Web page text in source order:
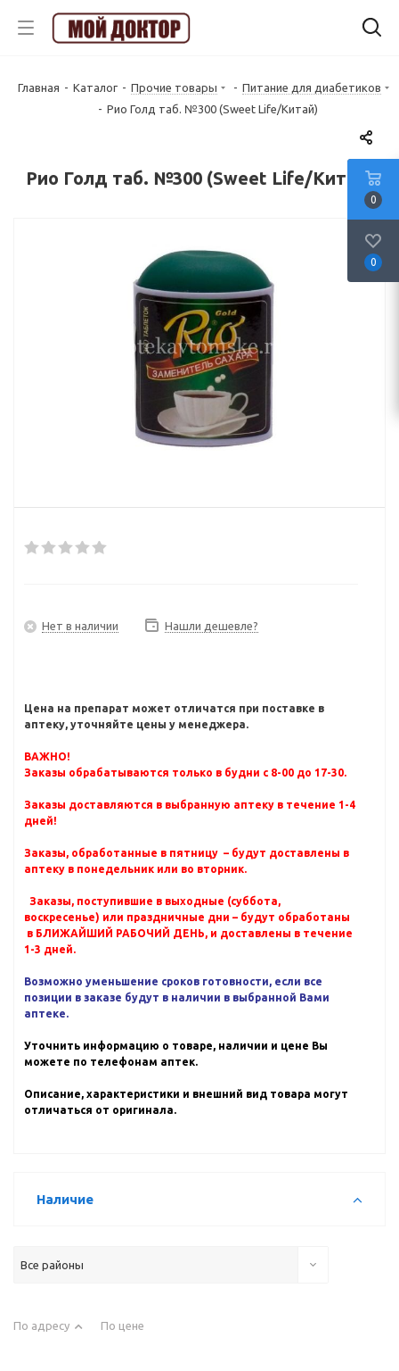
Главная - Каталог - Прочие товары - Питание для диабетиков
- Рио Голд таб. №300 (Sweet Life/Китай)
Рио Голд таб. №300 (Sweet Life/Китай)
Нет в наличии Нашли дешевле?
Цена на препарат может отличатся при поставке в
аптеку, уточняйте цены у менеджера.
ВАЖНО!
Заказы обрабатываются только в будни с 8-00 до 17-30.
Заказы доставляются в выбранную аптеку в течение 1-4
дней!
Заказы, обработанные в пятницу – будут доставлены в
аптеку в понедельник или во вторник.
Заказы, поступившие в выходные (суббота,
воскресенье) или праздничные дни – будут обработаны
в БЛИЖАЙШИЙ РАБОЧИЙ ДЕНЬ, и доставлены в течение
1-3 дней.
Возможно уменьшение сроков готовности, если все
позиции в заказе будут в наличии в выбранной Вами
аптеке.
Уточнить информацию о товаре, наличии и цене Вы
можете по телефонам аптек.
Описание, характеристики и внешний вид товара могут
отличаться от оригинала.
Наличие
Все районы
По адресу По цене
0
0